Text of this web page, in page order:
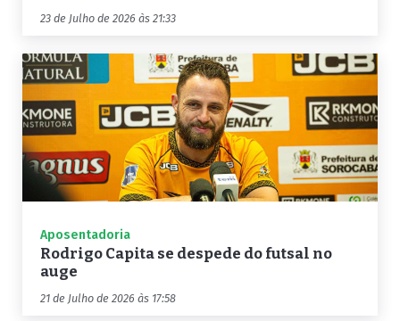
23 de Julho de 2026 às 21:33
Aposentadoria
Rodrigo Capita se despede do futsal no
auge
21 de Julho de 2026 às 17:58